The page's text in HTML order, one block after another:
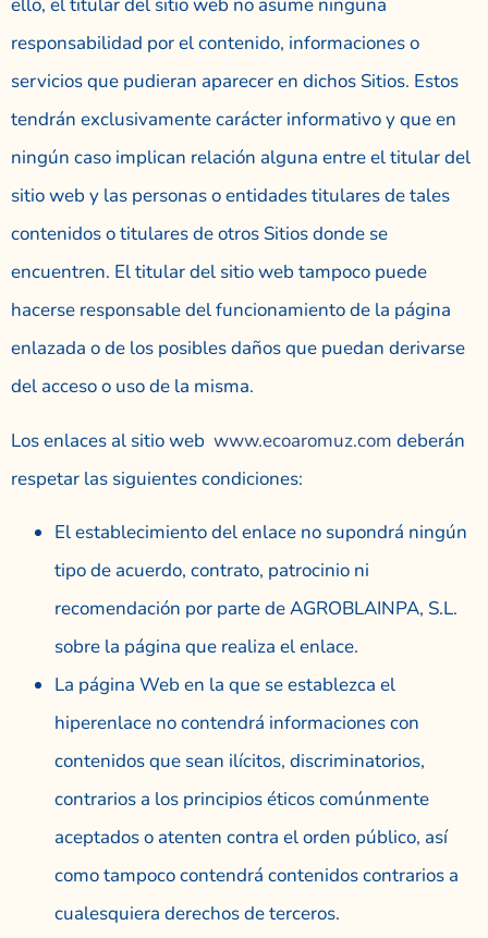
ello, el titular del sitio web no asume ninguna
responsabilidad por el contenido, informaciones o
servicios que pudieran aparecer en dichos Sitios. Estos
tendrán exclusivamente carácter informativo y que en
ningún caso implican relación alguna entre el titular del
sitio web y las personas o entidades titulares de tales
contenidos o titulares de otros Sitios donde se
encuentren. El titular del sitio web tampoco puede
hacerse responsable del funcionamiento de la página
enlazada o de los posibles daños que puedan derivarse
del acceso o uso de la misma.
Los enlaces al sitio web www.ecoaromuz.com deberán
respetar las siguientes condiciones:
El establecimiento del enlace no supondrá ningún
tipo de acuerdo, contrato, patrocinio ni
recomendación por parte de AGROBLAINPA, S.L.
sobre la página que realiza el enlace.
La página Web en la que se establezca el
hiperenlace no contendrá informaciones con
contenidos que sean ilícitos, discriminatorios,
contrarios a los principios éticos comúnmente
aceptados o atenten contra el orden público, así
como tampoco contendrá contenidos contrarios a
cualesquiera derechos de terceros.